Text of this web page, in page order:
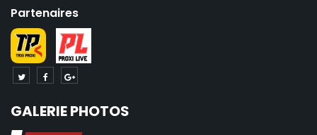
Partenaires
GALERIE PHOTOS